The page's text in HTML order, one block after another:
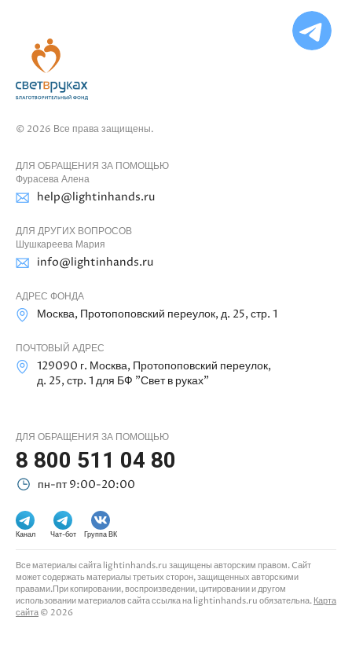
© 2026 Все права защищены.
ДЛЯ ОБРАЩЕНИЯ ЗА ПОМОЩЬЮ
Фурасева Алена
help@lightinhands.ru
ДЛЯ ДРУГИХ ВОПРОСОВ
Шушкареева Мария
info@lightinhands.ru
АДРЕС ФОНДА
Москва, Протопоповский переулок, д. 25, стр. 1
ПОЧТОВЫЙ АДРЕС
129090 г. Москва, Протопоповский переулок,
д. 25, стр. 1 для БФ "Свет в руках"
ДЛЯ ОБРАЩЕНИЯ ЗА ПОМОЩЬЮ
8 800 511 04 80
пн-пт 9:00-20:00
Канал Чат-бот Группа ВК
Все материалы сайта lightinhands.ru защищены авторским правом. Cайт
может содержать материалы третьих сторон, защищенных авторскими
правами.При копировании, воспроизведении, цитировании и другом
использовании материалов сайта ссылка на lightinhands.ru обязательна. Карта
сайта © 2026